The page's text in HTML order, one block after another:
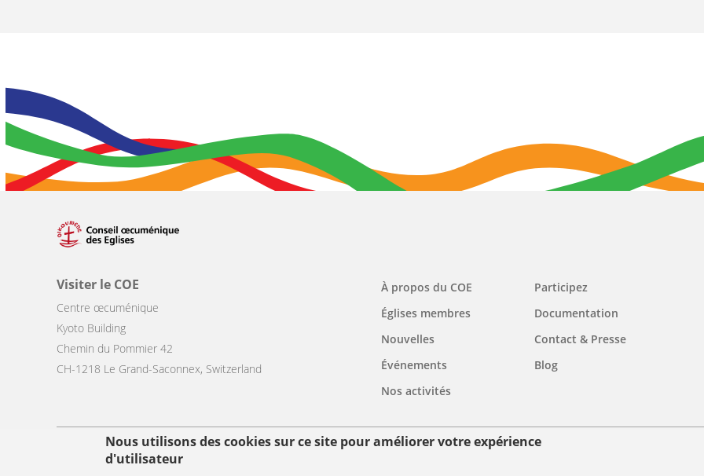
Nous utilisons des cookies sur ce site pour améliorer votre expérience
d'utilisateur
Visiter le COE
Centre œcuménique
Kyoto Building
Chemin du Pommier 42
CH-1218 Le Grand-Saconnex, Switzerland
Main
navigation
À propos du COE
Églises membres
Nouvelles
Événements
Nos activités
Participez
Documentation
Contact & Presse
Blog
© Copyright WCC 2026 Conditions d'utilisation